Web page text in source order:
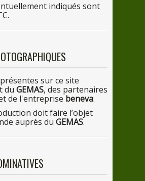
indiqués sont
surce site
du GEMAS, des partenaires
de l'entreprise beneva.
doit faire l’objet
auprès du GEMAS.